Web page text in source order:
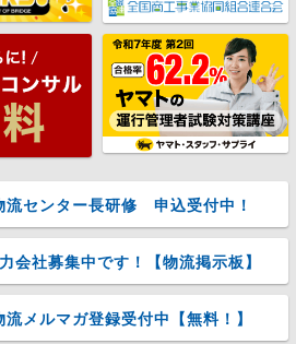
流センター長研修 申込受付中！
会社募集中です！【物流掲示板】
流メルマガ登録受付中【無料！】